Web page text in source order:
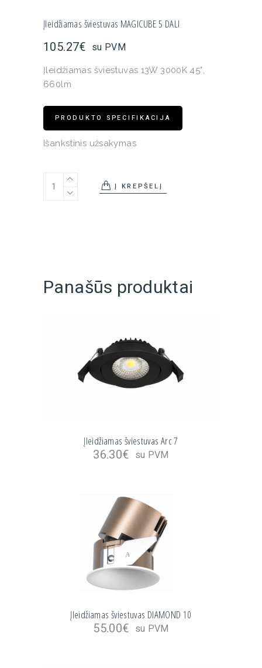
Įleidžiamas šviestuvas MAGICUBE 5 DALI
105.27€ su PVM
Įleidžiamas šviestuvas 13W 3000K 45°,
660lm
PRODUKTO SPECIFIKACIJA
Išankstinis užsakymas
Įleidžiamas šviestuvas MAGICUBE 5 DALI quantity
Į KREPŠELĮ
Panašūs produktai
Įleidžiamas šviestuvas Arc 7
36.30€ su PVM
Įleidžiamas šviestuvas DIAMOND 10
55.00€ su PVM